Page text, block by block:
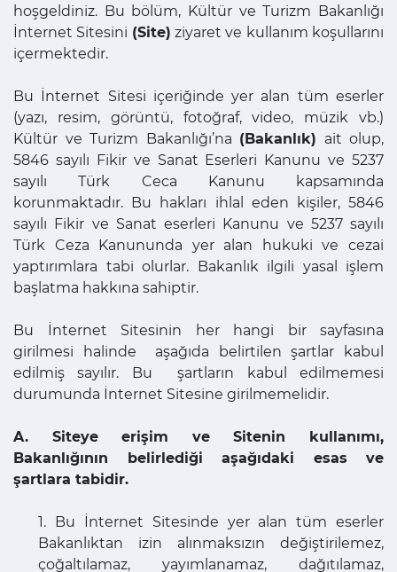
hoşgeldiniz. Bu bölüm, Kültür ve Turizm Bakanlığı
İnternet Sitesini (Site) ziyaret ve kullanım koşullarını
içermektedir.
Bu İnternet Sitesi içeriğinde yer alan tüm eserler
(yazı, resim, görüntü, fotoğraf, video, müzik vb.)
Kültür ve Turizm Bakanlığı’na (Bakanlık) ait olup,
5846 sayılı Fikir ve Sanat Eserleri Kanunu ve 5237
sayılı Türk Ceca Kanunu kapsamında
korunmaktadır. Bu hakları ihlal eden kişiler, 5846
sayılı Fikir ve Sanat eserleri Kanunu ve 5237 sayılı
Türk Ceza Kanununda yer alan hukuki ve cezai
yaptırımlara tabi olurlar. Bakanlık ilgili yasal işlem
başlatma hakkına sahiptir.
Bu İnternet Sitesinin her hangi bir sayfasına
girilmesi halinde aşağıda belirtilen şartlar kabul
edilmiş sayılır. Bu şartların kabul edilmemesi
durumunda İnternet Sitesine girilmemelidir.
A. Siteye erişim ve Sitenin kullanımı,
Bakanlığının belirlediği aşağıdaki esas ve
şartlara tabidir.
1. Bu İnternet Sitesinde yer alan tüm eserler
Bakanlıktan izin alınmaksızın değiştirilemez,
çoğaltılamaz, yayımlanamaz, dağıtılamaz,